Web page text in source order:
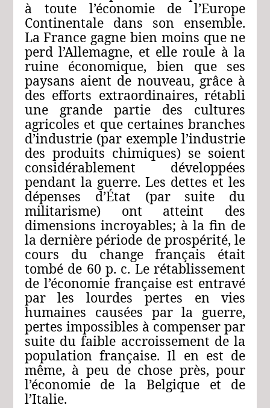
à toute l’économie de l’Europe
Continentale dans son ensemble.
La France gagne bien moins que ne
perd l’Allemagne, et elle roule à la
ruine économique, bien que ses
paysans aient de nouveau, grâce à
des efforts extraordinaires, rétabli
une grande partie des cultures
agricoles et que certaines branches
d’industrie (par exemple l’industrie
des produits chimiques) se soient
considérablement développées
pendant la guerre. Les dettes et les
dépenses d’État (par suite du
militarisme) ont atteint des
dimensions incroyables; à la fin de
la dernière période de prospérité, le
cours du change français était
tombé de 60 p. c. Le rétablissement
de l’économie française est entravé
par les lourdes pertes en vies
humaines causées par la guerre,
pertes impossibles à compenser par
suite du faible accroissement de la
population française. Il en est de
même, à peu de chose près, pour
l’économie de la Belgique et de
l’Italie.